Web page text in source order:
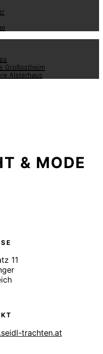
Großostheim
Alsterhaus
& MODE
11
trachten.at